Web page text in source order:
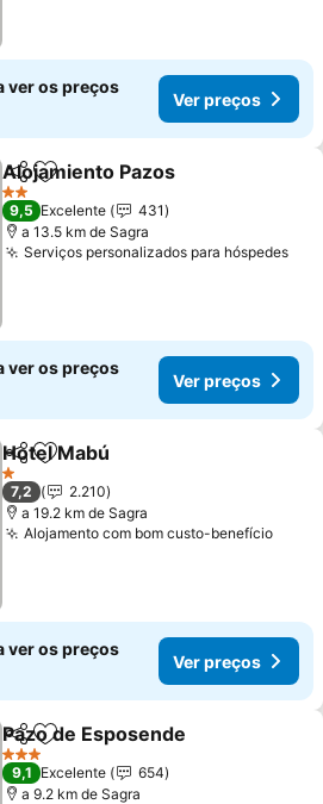
ver os preços
Ver preços
PartilharAdicionar aos favoritos
Alojamiento Pazos
2 Estrelas
9,5 Excelente
431
a 13.5 km de Sagra
Serviços personalizados para hóspedes
ver os preços
Ver preços
PartilharAdicionar aos favoritos
Hotel Mabú
1 Estrelas
7,2
2.210
a 19.2 km de Sagra
Alojamento com bom custo-benefício
ver os preços
Ver preços
PartilharAdicionar aos favoritos
Pazo de Esposende
3 Estrelas
9,1 Excelente
654
a 9.2 km de Sagra